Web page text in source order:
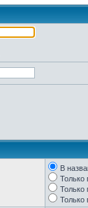
В
Только
Только
Только